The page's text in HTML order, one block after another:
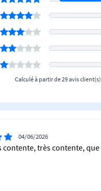
Calculé à partir de 29 avis client(s)
04/06/2026
contente, très contente,